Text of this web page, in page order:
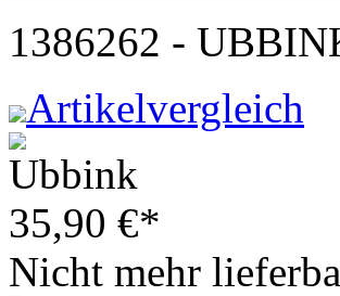
1386262 -
Artikelvergleich
35,90 €*
Nicht mehr